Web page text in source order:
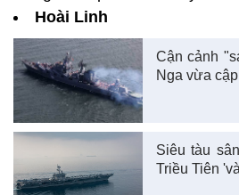
Hoài Linh
Cận cảnh
Nga vừa
Siêu tàu
Triều Tiên